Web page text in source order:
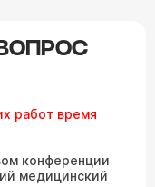
работ время
конференции
медицинский